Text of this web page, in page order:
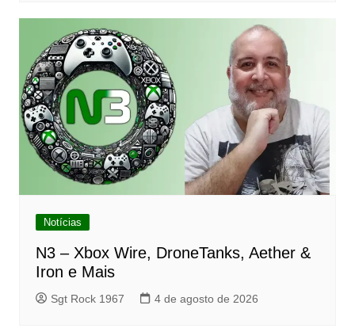
Notícias
N3 – Xbox Wire, DroneTanks, Aether &
Iron e Mais
Sgt Rock 1967 4 de agosto de 2026